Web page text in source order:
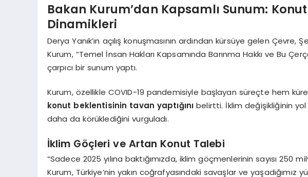
Bakan Kurum’dan Kapsamlı Sunum:
Dinamikleri
Derya Yanık’ın açılış konuşmasının ardından kürsüye gelen Çevre,
Kurum, “Temel İnsan Hakları Kapsamında Barınma Hakkı ve Bu
çarpıcı bir sunum yaptı.
Kurum, özellikle COVID-19 pandemisiyle başlayan süreçte hem
konut beklentisinin tavan yaptığını belirtti. İklim değişikliğinin yol
daha da körüklediğini vurguladı.
İklim Göçleri ve Artan Konut Talebi
“Sadece 2025 yılına baktığımızda, iklim göçmenlerinin sayısı 250
Kurum, Türkiye’nin yakın coğrafyasındaki savaşlar ve yaşadığımız